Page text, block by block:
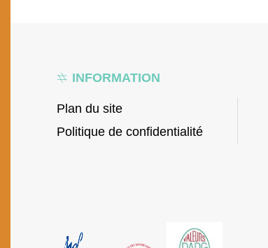
INFORMATION
Plan du site
Politique de confidentialité